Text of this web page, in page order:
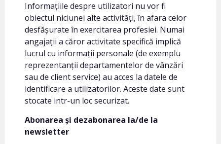
Informațiile despre utilizatori nu vor fi
obiectul niciunei alte activități, în afara celor
desfășurate în exercitarea profesiei. Numai
angajații a căror activitate specifică implică
lucrul cu informații personale (de exemplu
reprezentanții departamentelor de vânzări
sau de client service) au acces la datele de
identificare a utilizatorilor. Aceste date sunt
stocate intr-un loc securizat.
Abonarea și dezabonarea la/de la
newsletter